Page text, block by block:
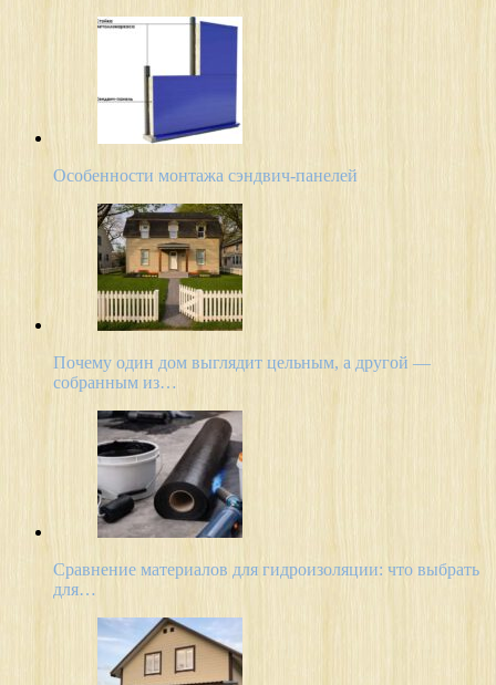
Особенности монтажа сэндвич-панелей
Почему один дом выглядит цельным, а другой —
собранным из…
Сравнение материалов для гидроизоляции: что выбрать
для…